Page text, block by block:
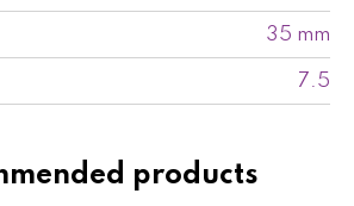
35 mm
7.5
products